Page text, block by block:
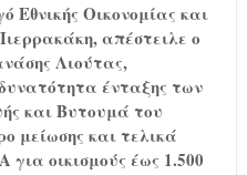
Εθνικής Οικονομίας και
απέστειλε ο
Λιούτας,
ένταξης των
και Βυτουμά του
μείωσης και τελικά
οικισμούς έως 1.500